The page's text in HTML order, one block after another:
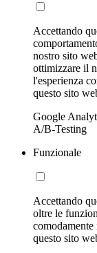
Accettando
nostro sito
ottimizzare il
l'esperienza
questo sito
Google
A/B-Testing
Funzionale
Accettando
oltre le
questo sito